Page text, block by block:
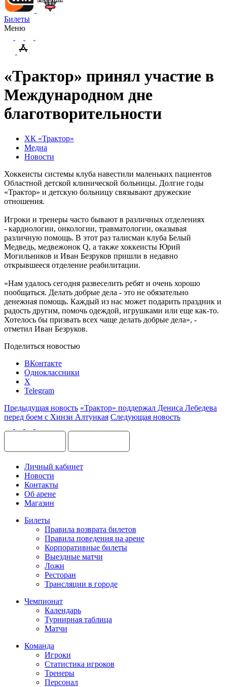
Билеты
Меню
«Трактор» принял участие в
Международном дне
благотворительности
ХК «Трактор»
Медиа
Новости
Хоккеисты системы клуба навестили маленьких пациентов
Областной детской клинической больницы. Долгие годы
«Трактор» и детскую больницу связывают дружеские
отношения.
Игроки и тренеры часто бывают в различных отделениях
- кардиологии, онкологии, травматологии, оказывая
различную помощь. В этот раз талисман клуба Белый
Медведь, медвежонок Q, а также хоккеисты Юрий
Могильников и Иван Безруков пришли в недавно
открывшееся отделение реабилитации.
«Нам удалось сегодня развеселить ребят и очень хорошо
пообщаться. Делать добрые дела - это не обязательно
денежная помощь. Каждый из нас может подарить праздник и
радость другим, помочь одеждой, игрушками или еще как-то.
Хотелось бы призвать всех чаще делать добрые дела», -
отметил Иван Безруков.
Поделиться новостью
ВКонтакте
Одноклассники
X
Telegram
Предыдущая новость «Трактор» поддержал Дениса Лебедева
перед боем с Хинзи Алтункая Следующая новость
Личный кабинет
Новости
Контакты
Об арене
Магазин
Билеты
Правила возврата билетов
Правила поведения на арене
Корпоративные билеты
Выездные матчи
Ложи
Ресторан
Трансляции в городе
Чемпионат
Календарь
Турнирная таблица
Матчи
Команда
Игроки
Статистика игроков
Тренеры
Персонал